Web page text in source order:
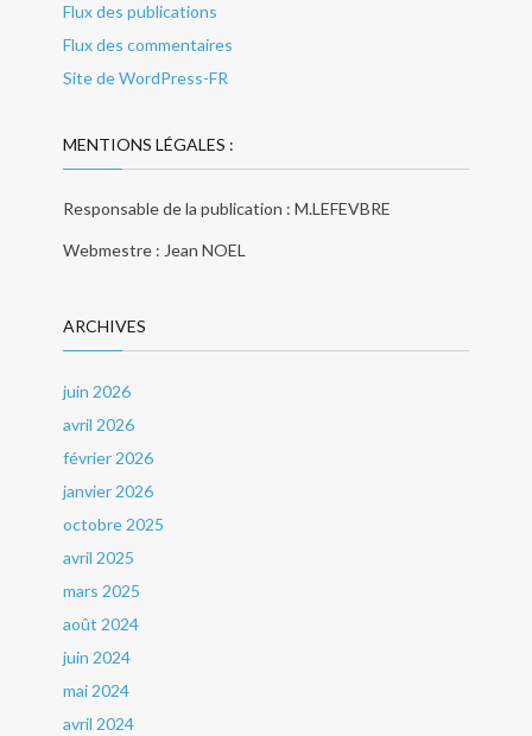
Flux des publications
Flux des commentaires
Site de WordPress-FR
MENTIONS LÉGALES :
Responsable de la publication : M.LEFEVBRE
Webmestre : Jean NOEL
ARCHIVES
juin 2026
avril 2026
février 2026
janvier 2026
octobre 2025
avril 2025
mars 2025
août 2024
juin 2024
mai 2024
avril 2024